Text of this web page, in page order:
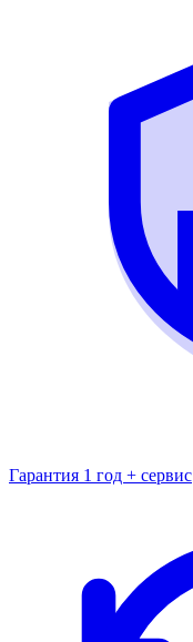
Гарантия 1 год + сервис